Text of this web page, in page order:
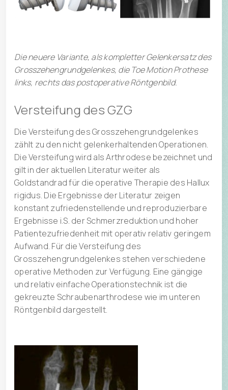
Die neuere Variante, als kompletter Gelenkersatz des
Grosszehengrundgelenkes, die Toe Motion Prothese
links, rechts das postoperative Röntgenbild.
Versteifung des GZG
Die Versteifung des Grosszehengrundgelenkes
zählt zu den nicht gelenkerhaltenden Operationen.
Die Versteifung wird als Arthrodese bezeichnet und
gilt in der aktuellen Literatur weiter als
Goldstandrad für die operative Therapie des Hallux
rigidus. Die Ergebnisse der Literatur zeigen
konstant zufriedenstellende und reproduzierbare
Ergebnisse i.S. der Schmerzreduktion und hoher
Patientezufriedenheit mit operativ relativ geringem
Aufwand. Für die Versteifung des
Grosszehengrundgelenkes stehen verschiedene
operative Methoden zur Verfügung. Eine gängige
und relativ einfache Operationstechnik ist die
gekreuzte Schraubenarthrodese wie im unteren
Röntgenbild dargestellt.